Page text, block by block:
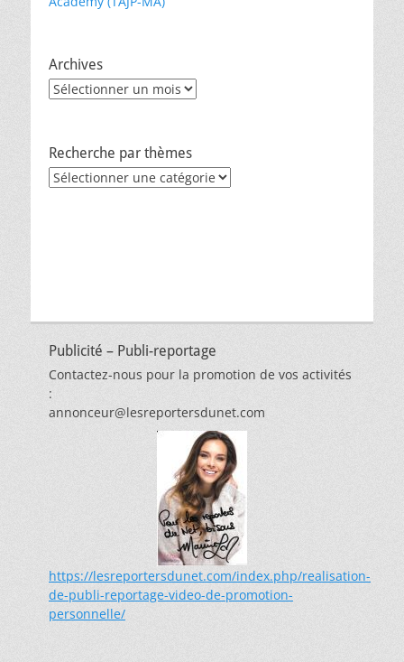
Archives
Archives
Recherche par thèmes
Recherche
Publicité – Publi-reportage
Contactez-nous pour la promotion de vos activités
:
annonceur@lesreportersdunet.com
https://lesreportersdunet.com/index.php/realisation-
de-publi-reportage-video-de-promotion-
personnelle/